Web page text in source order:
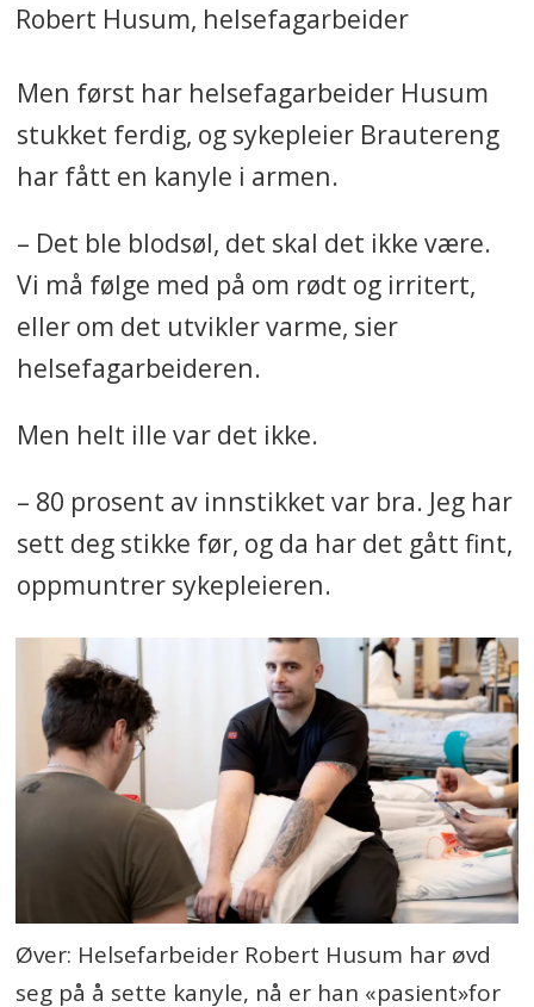
Robert Husum, helsefagarbeider
Men først har helsefagarbeider Husum
stukket ferdig, og sykepleier Brautereng
har fått en kanyle i armen.
– Det ble blodsøl, det skal det ikke være.
Vi må følge med på om rødt og irritert,
eller om det utvikler varme, sier
helsefagarbeideren.
Men helt ille var det ikke.
– 80 prosent av innstikket var bra. Jeg har
sett deg stikke før, og da har det gått fint,
oppmuntrer sykepleieren.
Øver: Helsefarbeider Robert Husum har øvd
seg på å sette kanyle, nå er han «pasient»for